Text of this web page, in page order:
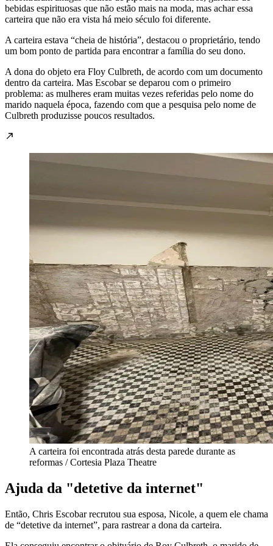
bebidas espirituosas que não estão mais na moda, mas achar essa
carteira que não era vista há meio século foi diferente.
A carteira estava “cheia de história”, destacou o proprietário, tendo
um bom ponto de partida para encontrar a família do seu dono.
A dona do objeto era Floy Culbreth, de acordo com um documento
dentro da carteira. Mas Escobar se deparou com o primeiro
problema: as mulheres eram muitas vezes referidas pelo nome do
marido naquela época, fazendo com que a pesquisa pelo nome de
Culbreth produzisse poucos resultados.
A carteira foi encontrada atrás desta parede durante as
reformas / Cortesia Plaza Theatre
Ajuda da "detetive da internet"
Então, Chris Escobar recrutou sua esposa, Nicole, a quem ele chama
de “detetive da internet”, para rastrear a dona da carteira.